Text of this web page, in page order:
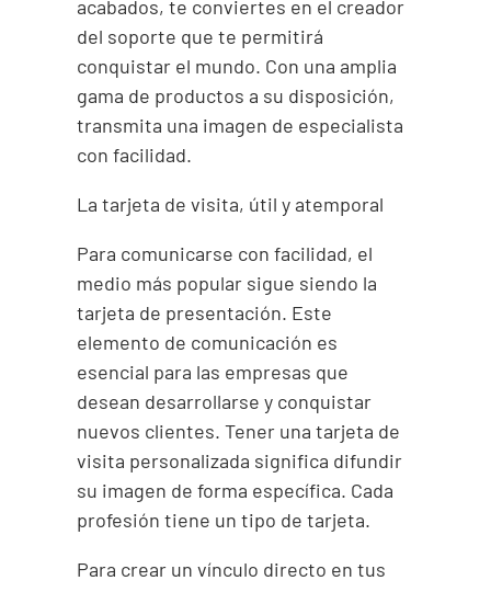
acabados, te conviertes en el creador
del soporte que te permitirá
conquistar el mundo. Con una amplia
gama de productos a su disposición,
transmita una imagen de especialista
con facilidad.
La tarjeta de visita, útil y atemporal
Para comunicarse con facilidad, el
medio más popular sigue siendo la
tarjeta de presentación. Este
elemento de comunicación es
esencial para las empresas que
desean desarrollarse y conquistar
nuevos clientes. Tener una tarjeta de
visita personalizada significa difundir
su imagen de forma específica. Cada
profesión tiene un tipo de tarjeta.
Para crear un vínculo directo en tus